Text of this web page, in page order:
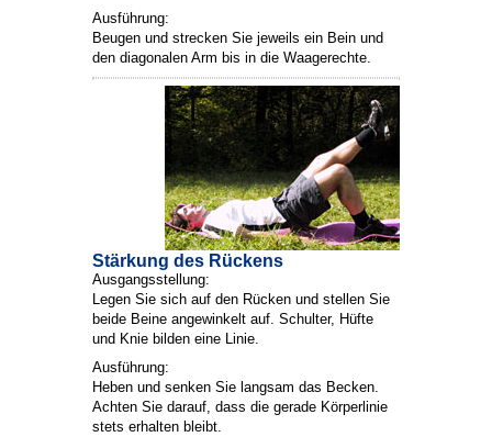
Ausführung:
Beugen und strecken Sie jeweils ein Bein und
den diagonalen Arm bis in die Waagerechte.
Stärkung des Rückens
Ausgangsstellung:
Legen Sie sich auf den Rücken und stellen Sie
beide Beine angewinkelt auf. Schulter, Hüfte
und Knie bilden eine Linie.
Ausführung:
Heben und senken Sie langsam das Becken.
Achten Sie darauf, dass die gerade Körperlinie
stets erhalten bleibt.